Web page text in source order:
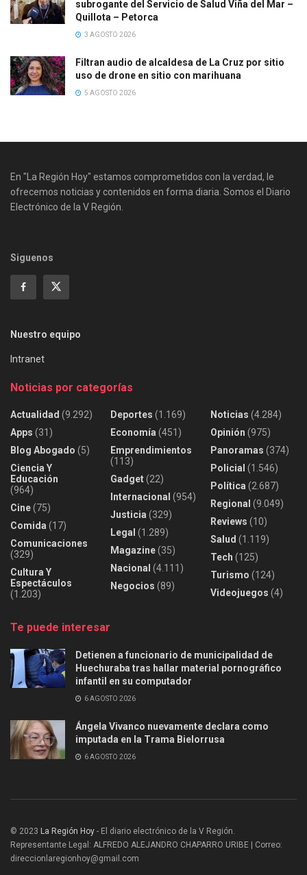
subrogante del Servicio de Salud Viña del Mar –
Quillota – Petorca
3 AGOSTO 2026
Filtran audio de alcaldesa de La Cruz por sitio
uso de drone en sitio con marihuana
5 AGOSTO 2026
En "La Región Hoy" estamos comprometidos con la verdad, le
ofrecemos noticias y contenidos en forma diaria. Somos el Diario
Electrónico de la V Región.
Siguenos
Nuestro equipo
Intranet
Noticias por categorías
Actualidad (9.292)
Apps (31)
Blog Abogado (5)
Ciencia Y
Educación
(964)
Cine(75)
Comida (17)
Comunicaciones
(329)
Cultura Y
Espectáculos
(1.203)
Deportes (1.169)
Economía (451)
Emprendimientos
(113)
Gadget(22)
Internacional (954)
Justicia (329)
Legal (1.289)
Magazine(35)
Nacional (4.111)
Negocios (89)
Noticias (4.284)
Opinión (975)
Panoramas (374)
Policial (1.546)
Política (2.687)
Regional (9.049)
Reviews (10)
Salud (1.119)
Tech (125)
Turismo (124)
Videojuegos (4)
Te puede interesar
Detienen a funcionario de municipalidad de
Huechuraba tras hallar material pornográfico
infantil en su computador
6 AGOSTO 2026
Ángela Vivanco nuevamente declara como
imputada en la Trama Bielorrusa
6 AGOSTO 2026
© 2023 La Región Hoy - El diario electrónico de la V Región.
Representante Legal: ALFREDO ALEJANDRO CHAPARRO URIBE | Correo:
direccionlaregionhoy@gmail.com